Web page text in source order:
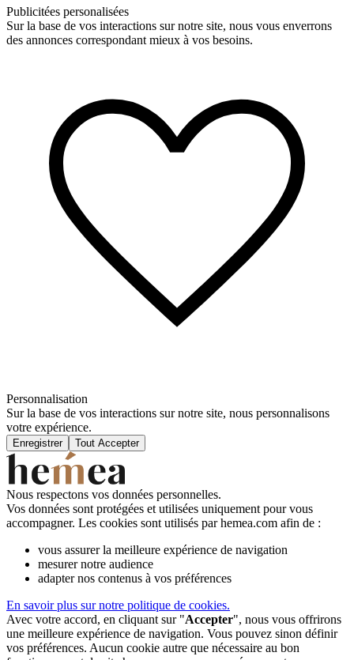
Publicitées personalisées
Sur la base de vos interactions sur notre site, nous vous enverrons
des annonces correspondant mieux à vos besoins.
Personnalisation
Sur la base de vos interactions sur notre site, nous personnalisons
votre expérience.
Enregistrer Tout Accepter
Nous respectons vos données personnelles.
Vos données sont protégées et utilisées uniquement pour vous
accompagner. Les cookies sont utilisés par hemea.com afin de :
vous assurer la meilleure expérience de navigation
mesurer notre audience
adapter nos contenus à vos préférences
En savoir plus sur notre politique de cookies.
Avec votre accord, en cliquant sur "Accepter", nous vous offrirons
une meilleure expérience de navigation. Vous pouvez sinon définir
vos préférences. Aucun cookie autre que nécessaire au bon